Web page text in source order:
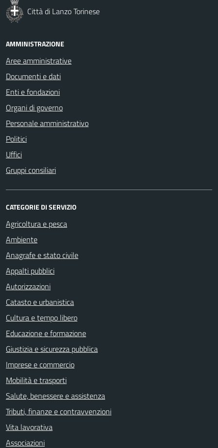
Città di Lanzo Torinese
AMMINISTRAZIONE
Aree amministrative
Documenti e dati
Enti e fondazioni
Organi di governo
Personale amministrativo
Politici
Uffici
Gruppi consiliari
CATEGORIE DI SERVIZIO
Agricoltura e pesca
Ambiente
Anagrafe e stato civile
Appalti pubblici
Autorizzazioni
Catasto e urbanistica
Cultura e tempo libero
Educazione e formazione
Giustizia e sicurezza pubblica
Imprese e commercio
Mobilità e trasporti
Salute, benessere e assistenza
Tributi, finanze e contravvenzioni
Vita lavorativa
Associazioni